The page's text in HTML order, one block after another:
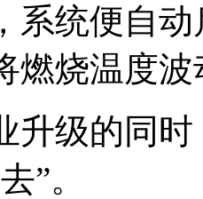
系统便自
燃烧温度
升级的同
”。